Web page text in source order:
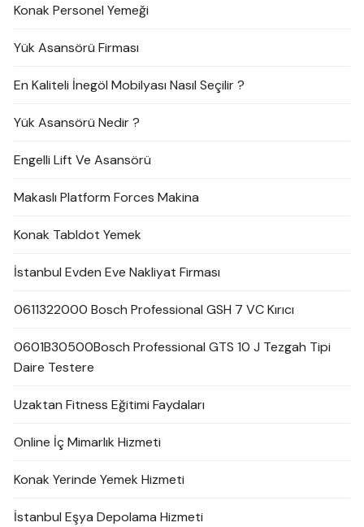
Konak Personel Yemeği
Yük Asansörü Firması
En Kaliteli İnegöl Mobilyası Nasıl Seçilir ?
Yük Asansörü Nedir ?
Engelli Lift Ve Asansörü
Makaslı Platform Forces Makina
Konak Tabldot Yemek
İstanbul Evden Eve Nakliyat Firması
0611322000 Bosch Professional GSH 7 VC Kırıcı
0601B30500Bosch Professional GTS 10 J Tezgah Tipi
Daire Testere
Uzaktan Fitness Eğitimi Faydaları
Online İç Mimarlık Hizmeti
Konak Yerinde Yemek Hizmeti
İstanbul Eşya Depolama Hizmeti